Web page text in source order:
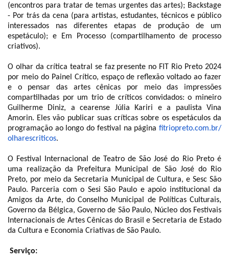
(encontros para tratar de temas urgentes das artes); Backstage
- Por trás da cena (para artistas, estudantes, técnicos e público
interessados nas diferentes etapas de produção de um
espetáculo); e Em Processo (compartilhamento de processo
criativos).
O olhar da crítica teatral se faz presente no FIT Rio Preto 2024
por meio do Painel Crítico, espaço de reflexão voltado ao fazer
e o pensar das artes cênicas por meio das impressões
compartilhadas por um trio de críticos convidados: o mineiro
Guilherme Diniz, a cearense Júlia Kariri e a paulista Vina
Amorin. Eles vão publicar suas críticas sobre os espetáculos da
programação ao longo do festival na página fitriopreto.com.br/
olharescriticos.
O Festival Internacional de Teatro de São José do Rio Preto é
uma realização da Prefeitura Municipal de São José do Rio
Preto, por meio da Secretaria Municipal de Cultura, e Sesc São
Paulo. Parceria com o Sesi São Paulo e apoio institucional da
Amigos da Arte, do Conselho Municipal de Políticas Culturais,
Governo da Bélgica, Governo de São Paulo, Núcleo dos Festivais
Internacionais de Artes Cênicas do Brasil e Secretaria de Estado
da Cultura e Economia Criativas de São Paulo.
Serviço: